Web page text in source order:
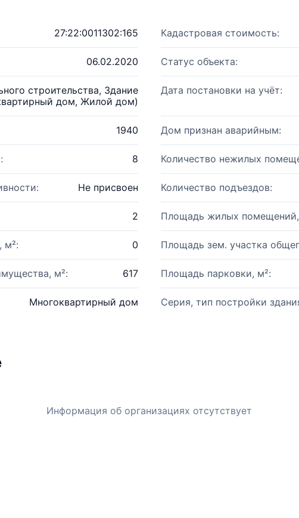
27:22:0011302:165 Кадастровая стоимость:
06.02.2020 Статус объекта:
строительства, Здание
дом, Жилой дом)
Дата постановки на учёт:
1940 Дом признан аварийным:
8 Количество нежилых
Не присвоен Количество подъездов:
2 Площадь жилых
м²: 0 Площадь зем. участка
м²: 617 Площадь парковки, м²:
Многоквартирный дом Серия, тип постройки
Информация об организациях отсутствует